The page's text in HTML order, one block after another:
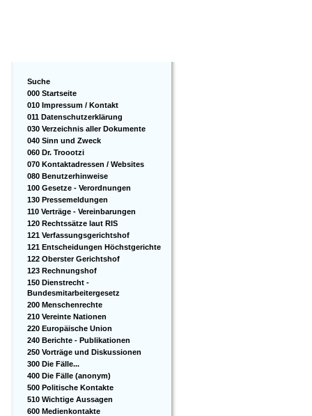
Suche
000 Startseite
010 Impressum / Kontakt
011 Datenschutzerklärung
030 Verzeichnis aller Dokumente
040 Sinn und Zweck
060 Dr. Troootzi
070 Kontaktadressen / Websites
080 Benutzerhinweise
100 Gesetze - Verordnungen
130 Pressemeldungen
110 Verträge - Vereinbarungen
120 Rechtssätze laut RIS
121 Verfassungsgerichtshof
121 Entscheidungen Höchstgerichte
122 Oberster Gerichtshof
123 Rechnungshof
150 Dienstrecht -
Bundesmitarbeitergesetz
200 Menschenrechte
210 Vereinte Nationen
220 Europäische Union
240 Berichte - Publikationen
250 Vorträge und Diskussionen
300 Die Fälle...
400 Die Fälle (anonym)
500 Politische Kontakte
510 Wichtige Aussagen
600 Medienkontakte